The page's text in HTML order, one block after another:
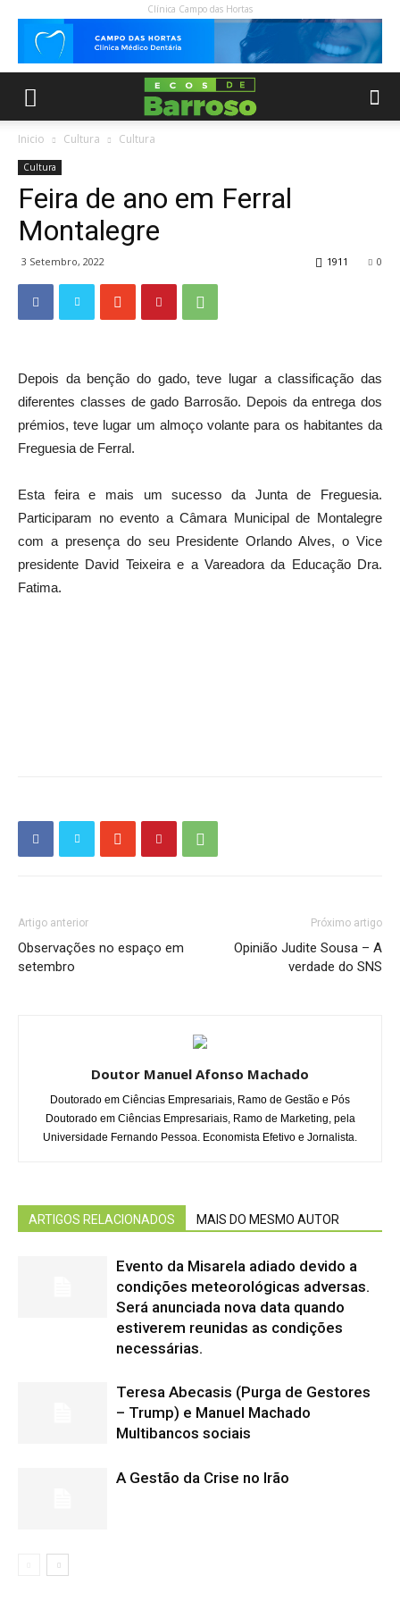
Clínica Campo das Hortas
Inicio Cultura Cultura
Cultura
Feira de ano em Ferral
Montalegre
3 Setembro, 2022 0
1911
Depois da benção do gado, teve lugar a classificação das
diferentes classes de gado Barrosão. Depois da entrega dos
prémios, teve lugar um almoço volante para os habitantes da
Freguesia de Ferral.
Esta feira e mais um sucesso da Junta de Freguesia.
Participaram no evento a Câmara Municipal de Montalegre
com a presença do seu Presidente Orlando Alves, o Vice
presidente David Teixeira e a Vareadora da Educação Dra.
Fatima.
Artigo anterior
Observações no espaço em
setembro
Próximo artigo
Opinião Judite Sousa – A
verdade do SNS
Doutor Manuel Afonso Machado
Doutorado em Ciências Empresariais, Ramo de Gestão e Pós
Doutorado em Ciências Empresariais, Ramo de Marketing, pela
Universidade Fernando Pessoa. Economista Efetivo e Jornalista.
ARTIGOS RELACIONADOS MAIS DO MESMO AUTOR
Evento da Misarela adiado devido a
condições meteorológicas adversas.
Será anunciada nova data quando
estiverem reunidas as condições
necessárias.
Teresa Abecasis (Purga de Gestores
– Trump) e Manuel Machado
Multibancos sociais
A Gestão da Crise no Irão